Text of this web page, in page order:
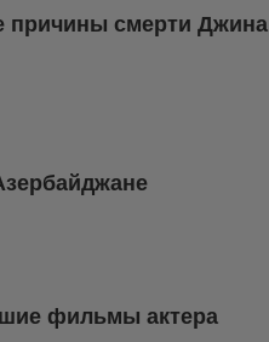
причины смерти Джина
фильмы актера